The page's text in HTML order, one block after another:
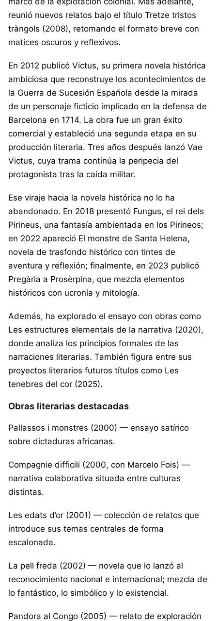
reunió nuevos relatos bajo el título Tretze tristos
tràngols (2008), retomando el formato breve con
matices oscuros y reflexivos.
En 2012 publicó Victus, su primera novela histórica
ambiciosa que reconstruye los acontecimientos de
la Guerra de Sucesión Española desde la mirada
de un personaje ficticio implicado en la defensa de
Barcelona en 1714. La obra fue un gran éxito
comercial y estableció una segunda etapa en su
producción literaria. Tres años después lanzó Vae
Victus, cuya trama continúa la peripecia del
protagonista tras la caída militar.
Ese viraje hacia la novela histórica no lo ha
abandonado. En 2018 presentó Fungus, el rei dels
Pirineus, una fantasía ambientada en los Pirineos;
en 2022 apareció El monstre de Santa Helena,
novela de trasfondo histórico con tintes de
aventura y reflexión; finalmente, en 2023 publicó
Pregària a Prosèrpina, que mezcla elementos
históricos con ucronía y mitología.
Además, ha explorado el ensayo con obras como
Les estructures elementals de la narrativa (2020),
donde analiza los principios formales de las
narraciones literarias. También figura entre sus
proyectos literarios futuros títulos como Les
tenebres del cor (2025).
Obras literarias destacadas
Pallassos i monstres (2000) — ensayo satírico
sobre dictaduras africanas.
Compagnie difficili (2000, con Marcelo Fois) —
narrativa colaborativa situada entre culturas
distintas.
Les edats d’or (2001) — colección de relatos que
introduce sus temas centrales de forma
escalonada.
La pell freda (2002) — novela que lo lanzó al
reconocimiento nacional e internacional; mezcla de
lo fantástico, lo simbólico y lo existencial.
Pandora al Congo (2005) — relato de exploración